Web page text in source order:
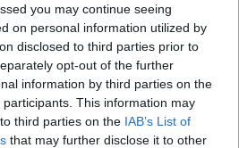
you may continue seeing
on personal information utilized by
disclosed to third parties prior to
opt-out of the further
information by third parties on the
participants. This information may
third parties on the IAB’s List of
that may further disclose it to other